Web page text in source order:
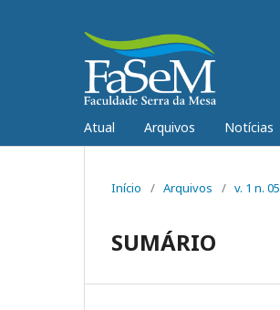
Atual Arquivos Notícias
Início / Arquivos / v. 1 n.
SUMÁRIO